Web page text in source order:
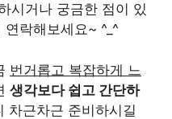
시거나 궁금한 점이 있
락해보세요~ ^_^
번거롭고 복잡하게 느
생각보다 쉽고 간단하
차근차근 준비하시길